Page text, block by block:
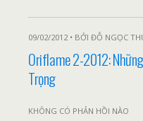
09/02/2012 • BỞI ĐỖ NGỌC
Oriflame 2-2012:
Trọng
KHÔNG CÓ PHẢN HỒI NÀO